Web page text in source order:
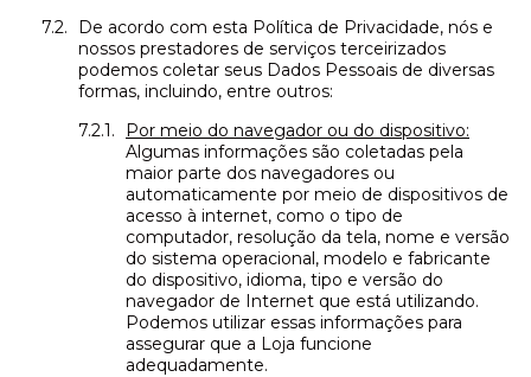
De acordo com esta Política de Privacidade, nós e
nossos prestadores de serviços terceirizados
podemos coletar seus Dados Pessoais de diversas
formas, incluindo, entre outros:
Por meio do navegador ou do dispositivo:
Algumas informações são coletadas pela
maior parte dos navegadores ou
automaticamente por meio de dispositivos de
acesso à internet, como o tipo de
computador, resolução da tela, nome e versão
do sistema operacional, modelo e fabricante
do dispositivo, idioma, tipo e versão do
navegador de Internet que está utilizando.
Podemos utilizar essas informações para
assegurar que a Loja funcione
adequadamente.